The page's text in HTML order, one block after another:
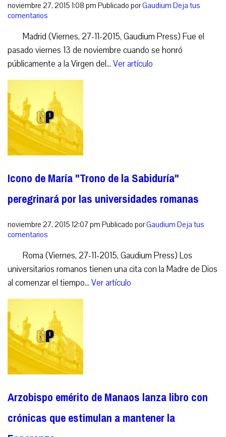
noviembre 27, 2015 1:08 pm Publicado porGaudium Deja tus
comentarios
Madrid (Viernes, 27-11-2015, Gaudium Press) Fue el
pasado viernes 13 de noviembre cuando se honró
públicamente a la Virgen del... Ver artículo
Icono de María "Trono de la Sabiduría"
peregrinará por las universidades romanas
noviembre 27, 2015 12:07 pm Publicado porGaudium Deja tus
comentarios
Roma (Viernes, 27-11-2015, Gaudium Press) Los
universitarios romanos tienen una cita con la Madre de Dios
al comenzar el tiempo... Ver artículo
Arzobispo emérito de Manaos lanza libro con
crónicas que estimulan a mantener la